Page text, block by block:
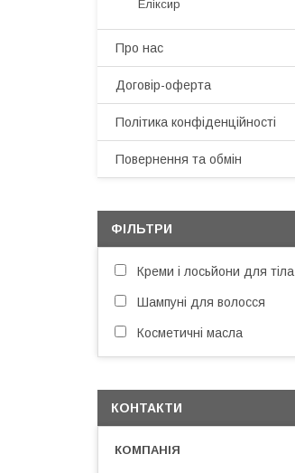
Еліксир
Про нас
Договір-оферта
Політика конфіденційності
Повернення та обмін
ФІЛЬТРИ
Креми і лосьйони для тіла
Шампуні для волосся
Косметичні масла
КОНТАКТИ